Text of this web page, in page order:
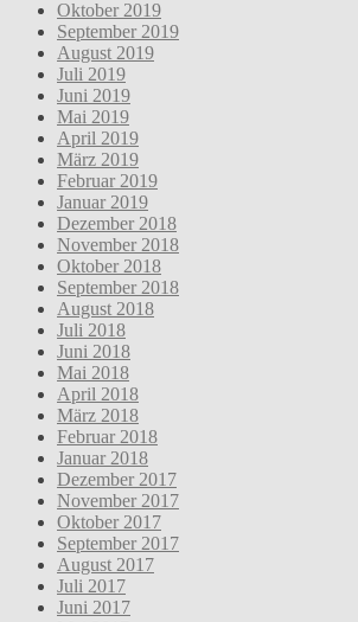
Oktober 2019
September 2019
August 2019
Juli 2019
Juni 2019
Mai 2019
April 2019
März 2019
Februar 2019
Januar 2019
Dezember 2018
November 2018
Oktober 2018
September 2018
August 2018
Juli 2018
Juni 2018
Mai 2018
April 2018
März 2018
Februar 2018
Januar 2018
Dezember 2017
November 2017
Oktober 2017
September 2017
August 2017
Juli 2017
Juni 2017